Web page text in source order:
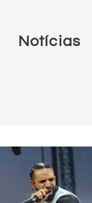
Notícias